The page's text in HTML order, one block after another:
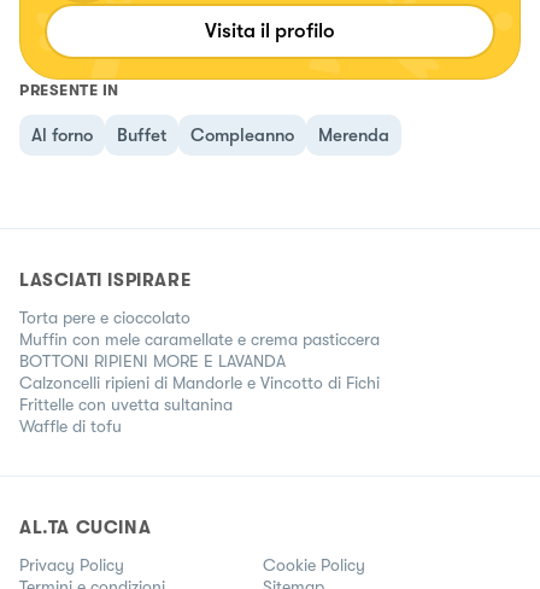
Visita il profilo
PRESENTE IN
Al forno Buffet Compleanno Merenda
LASCIATI ISPIRARE
Torta pere e cioccolato
Muffin con mele caramellate e crema pasticcera
BOTTONI RIPIENI MORE E LAVANDA
Calzoncelli ripieni di Mandorle e Vincotto di Fichi
Frittelle con uvetta sultanina
Waffle di tofu
AL.TA CUCINA
Privacy Policy
Cookie Policy